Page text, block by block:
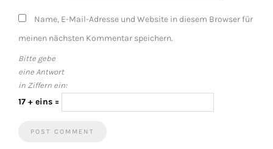
Name, E-Mail-Adresse und Website in diesem Browser für
meinen nächsten Kommentar speichern.
Bitte gebe
eine Antwort
in Ziffern ein:
17 + eins =